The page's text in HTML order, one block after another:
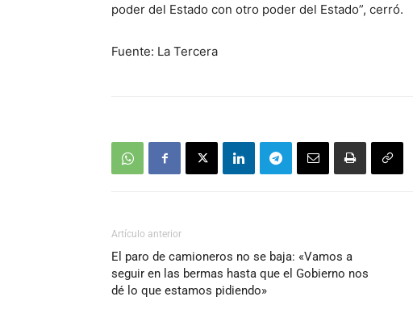
poder del Estado con otro poder del Estado”, cerró.
Fuente: La Tercera
Artículo anterior
El paro de camioneros no se baja: «Vamos a
seguir en las bermas hasta que el Gobierno nos
dé lo que estamos pidiendo»